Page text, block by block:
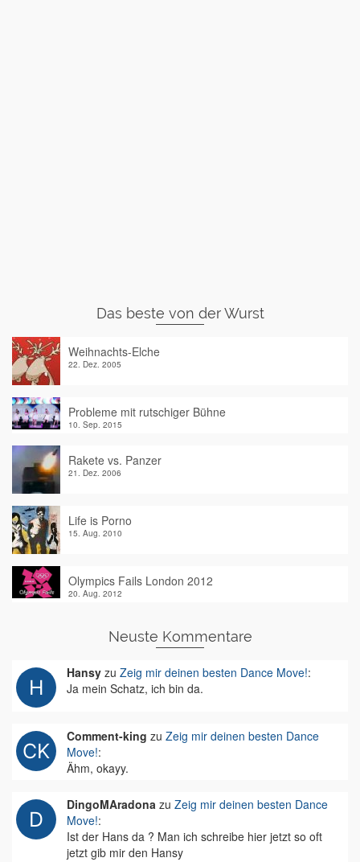
Das beste von der Wurst
Weihnachts-Elche
22. Dez. 2005
Probleme mit rutschiger Bühne
10. Sep. 2015
Rakete vs. Panzer
21. Dez. 2006
Life is Porno
15. Aug. 2010
Olympics Fails London 2012
20. Aug. 2012
Neuste Kommentare
Hansy zu Zeig mir deinen besten Dance Move!:
Ja mein Schatz, ich bin da.
Comment-king zu Zeig mir deinen besten Dance
Move!:
Ähm, okayy.
DingoMAradona zu Zeig mir deinen besten Dance
Move!:
Ist der Hans da ? Man ich schreibe hier jetzt so oft
jetzt gib mir den Hansy